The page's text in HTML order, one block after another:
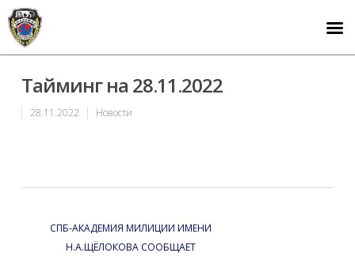
Тайминг на 28.11.2022
28.11.2022 Новости
СПБ-АКАДЕМИЯ МИЛИЦИИ ИМЕНИ
Н.А.ЩЁЛОКОВА СООБЩАЕТ